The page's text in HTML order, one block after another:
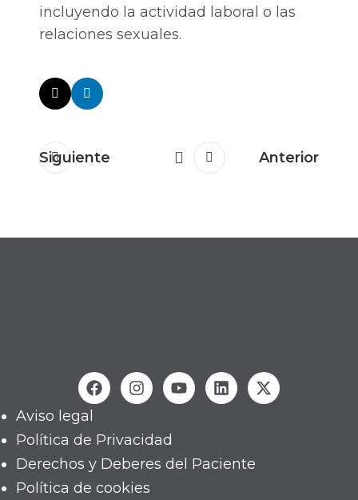
incluyendo la actividad laboral o las
relaciones sexuales.
Siguiente Anterior
Aviso legal
Política de Privacidad
Derechos y Deberes del Paciente
Política de cookies